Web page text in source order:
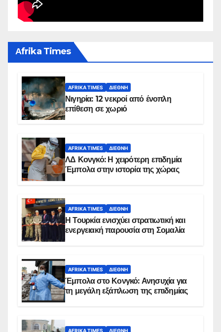
Αfrika Times
AFRIKA TIMES ΔΙΕΘΝΉ
Νιγηρία: 12 νεκροί από ένοπλη
επίθεση σε χωριό
AFRIKA TIMES ΔΙΕΘΝΉ
ΛΔ Κονγκό: Η χειρότερη επιδημία
Έμπολα στην ιστορία της χώρας
AFRIKA TIMES ΔΙΕΘΝΉ
Η Τουρκία ενισχύει στρατιωτική και
ενεργειακή παρουσία στη Σομαλία
AFRIKA TIMES ΔΙΕΘΝΉ
Έμπολα στο Κονγκό: Ανησυχία για
τη μεγάλη εξάπλωση της επιδημίας
AFRIKA TIMES ΔΙΕΘΝΉ